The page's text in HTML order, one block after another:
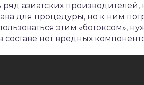
ряд азиатских
для процедуры, но к ним
этим «ботоксом»,
составе нет вредных